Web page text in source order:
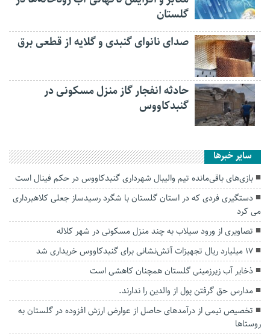
گلستان
صدای نانوای گنبدی و گلایه از قطعی برق
حادثه انفجار گاز منزل مسکونی در
گنبدکاووس
سایر خبرها
بازی‌های باقی‌مانده تیم والیبال شهرداری گنبدکاووس در حکم فینال است
دستگیری فردی که در استان گلستان با شگرد رسیدساز جعلی کلاهبرداری
می کرد
تصاویری از ورود سیلاب به چند منزل مسکونی در شهر کلاله
۱۷ میلیارد ریال تجهیزات آتش‌نشانی برای گنبدکاووس خریداری شد
ذخایر آب زیرزمینی گلستان همچنان کاهشی است
مدارس حق گرفتن پول از والدین را ندارند.
تخصیص نیمی از درآمد‌های حاصل از عوارض ارزش افزوده در گلستان به
روستا‌ها